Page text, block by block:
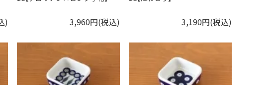
) 3,960円(税込) 3,190円(税込)